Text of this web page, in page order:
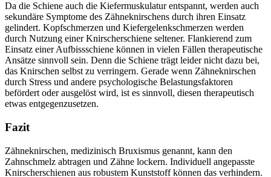
Da die Schiene auch die Kiefermuskulatur entspannt, werden auch
sekundäre Symptome des Zähneknirschens durch ihren Einsatz
gelindert. Kopfschmerzen und Kiefergelenkschmerzen werden
durch Nutzung einer Knirscherschiene seltener. Flankierend zum
Einsatz einer Aufbissschiene können in vielen Fällen therapeutische
Ansätze sinnvoll sein. Denn die Schiene trägt leider nicht dazu bei,
das Knirschen selbst zu verringern. Gerade wenn Zähneknirschen
durch Stress und andere psychologische Belastungsfaktoren
befördert oder ausgelöst wird, ist es sinnvoll, diesen therapeutisch
etwas entgegenzusetzen.
Fazit
Zähneknirschen, medizinisch Bruxismus genannt, kann den
Zahnschmelz abtragen und Zähne lockern. Individuell angepasste
Knirscherschienen aus robustem Kunststoff können das verhindern.